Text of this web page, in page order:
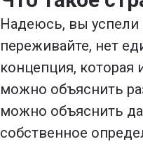
Надеюсь, вы успели
переживайте, нет
концепция, которая
можно объяснить
можно объяснить
собственное